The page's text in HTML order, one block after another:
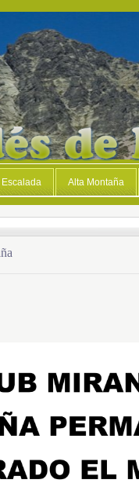
Escalada Alta Montaña